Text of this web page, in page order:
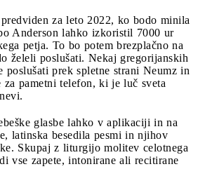
za leto 2022, ko bodo minila
Anderson lahko izkoristil 7000 ur
petja. To bo potem brezplačno na
želeli poslušati. Nekaj gregorijanskih
poslušati prek spletne strani Neumz in
za pametni telefon, ki je luč sveta
glasbe lahko v aplikaciji in na
latinska besedila pesmi in njihov
Skupaj z liturgijo molitev celotnega
vse zapete, intonirane ali recitirane